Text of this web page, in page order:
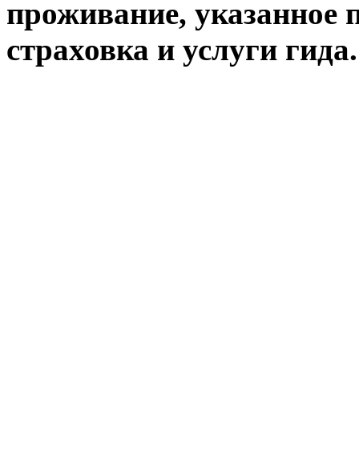
проживание, указанное
страховка и услуги гида.